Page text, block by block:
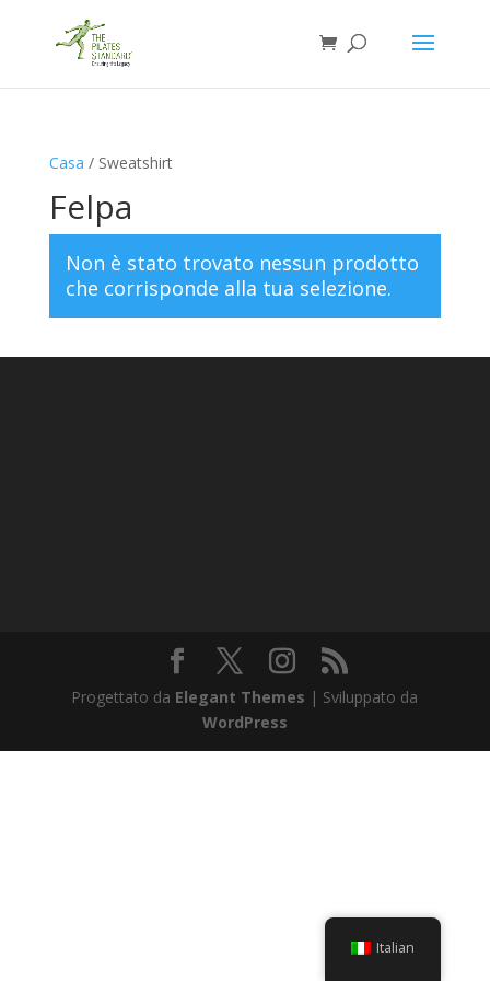
Casa / Sweatshirt
Felpa
Non è stato trovato nessun prodotto
che corrisponde alla tua selezione.
Progettato da Elegant Themes | Sviluppato da
WordPress
Italian